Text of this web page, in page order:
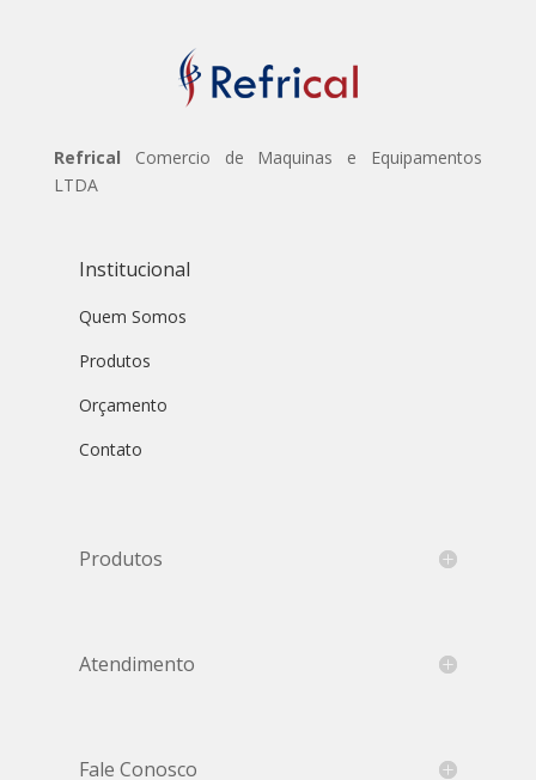
Refrical Comercio de Maquinas e Equipamentos
LTDA
Institucional
Quem Somos
Produtos
Orçamento
Contato
Produtos
Atendimento
Fale Conosco